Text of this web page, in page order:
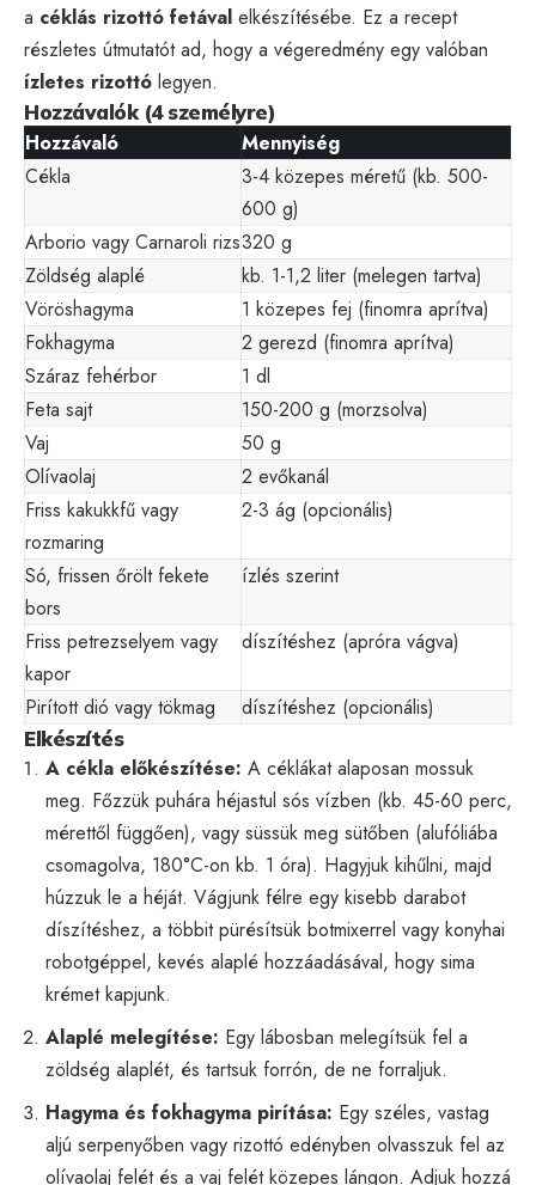
a céklás rizottó fetával elkészítésébe. Ez a recept
részletes útmutatót ad, hogy a végeredmény egy valóban
ízletes rizottó legyen.
Hozzávalók (4 személyre)
Hozzávaló
Mennyiség
Cékla
3-4 közepes méretű (kb. 500-
600 g)
Arborio vagy Carnaroli rizs320 g
Zöldség alaplé
kb. 1-1,2 liter (melegen tartva)
Vöröshagyma
1 közepes fej (finomra aprítva)
Fokhagyma
2 gerezd (finomra aprítva)
Száraz fehérbor
1 dl
Feta sajt
150-200 g (morzsolva)
Vaj
50 g
Olívaolaj
2 evőkanál
Friss kakukkfű vagy
rozmaring
2-3 ág (opcionális)
Só, frissen őrölt fekete
bors
ízlés szerint
Friss petrezselyem vagy
kapor
díszítéshez (apróra vágva)
Pirított dió vagy tökmag díszítéshez (opcionális)
Elkészítés
A cékla előkészítése: A céklákat alaposan mossuk
meg. Főzzük puhára héjastul sós vízben (kb. 45-60 perc,
mérettől függően), vagy süssük meg sütőben (alufóliába
csomagolva, 180°C-on kb. 1 óra). Hagyjuk kihűlni, majd
húzzuk le a héját. Vágjunk félre egy kisebb darabot
díszítéshez, a többit pürésítsük botmixerrel vagy konyhai
robotgéppel, kevés alaplé hozzáadásával, hogy sima
krémet kapjunk.
Alaplé melegítése: Egy lábosban melegítsük fel a
zöldség alaplét, és tartsuk forrón, de ne forraljuk.
Hagyma és fokhagyma pirítása: Egy széles, vastag
aljú serpenyőben vagy rizottó edényben olvasszuk fel az
olívaolaj felét és a vaj felét közepes lángon. Adjuk hozzá